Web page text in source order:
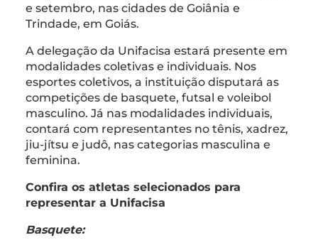
e setembro, nas cidades de Goiânia e
Trindade, em Goiás.
A delegação da Unifacisa estará presente em
modalidades coletivas e individuais. Nos
esportes coletivos, a instituição disputará as
competições de basquete, futsal e voleibol
masculino. Já nas modalidades individuais,
contará com representantes no tênis, xadrez,
jiu-jítsu e judô, nas categorias masculina e
feminina.
Confira os atletas selecionados para
representar a Unifacisa
Basquete: